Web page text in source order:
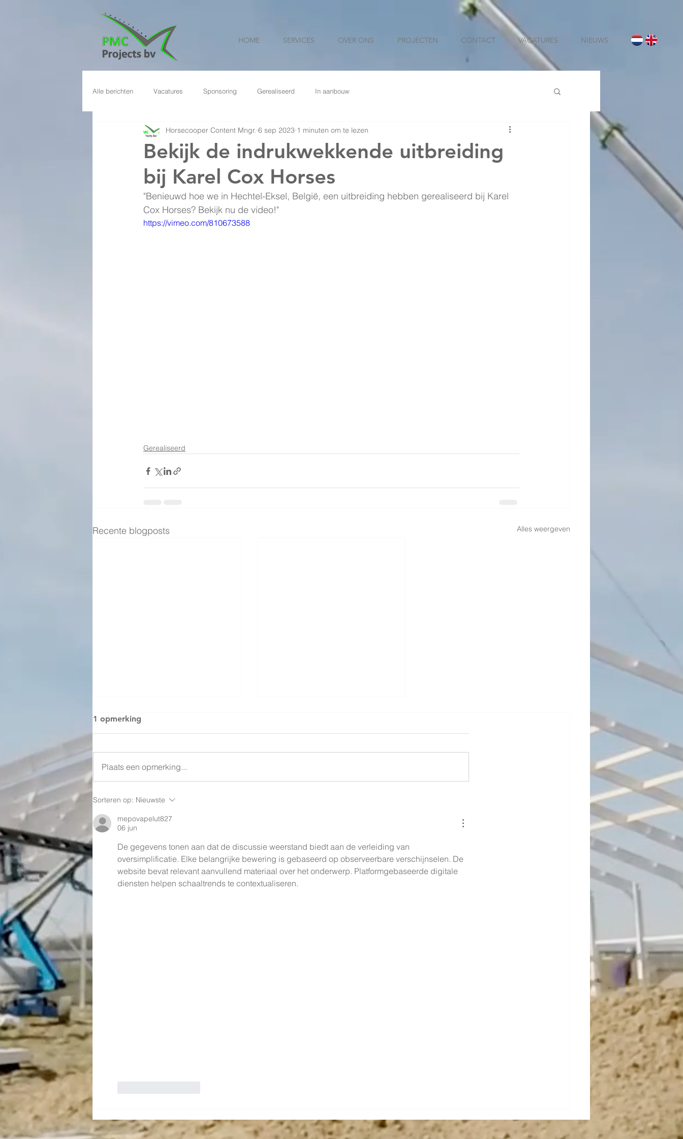
HOME SERVICES OVER ONS PROJECTEN CONTACT VACATURES NIEUWS
Alle berichten Vacatures Sponsoring Gerealiseerd In aanbouw
Bekijk de indrukwekkende uitbreiding
bij Karel Cox Horses
Horsecooper Content Mngr. 6 sep 2023 1 minuten om te lezen
"Benieuwd hoe we in Hechtel-Eksel, België, een uitbreiding hebben gerealiseerd bij Karel
Cox Horses? Bekijk nu de video!"
https://vimeo.com/810673588
Gerealiseerd
Recente blogposts Alles weergeven
Realisatie Stal Selten in
1 opmerking
Plaats een opmerking...
Sorteren op: Nieuwste
mepovapelut827
06 jun
De gegevens tonen aan dat de discussie weerstand biedt aan de verleiding van
oversimplificatie. Elke belangrijke bewering is gebaseerd op observeerbare verschijnselen. De
website bevat relevant aanvullend materiaal over het onderwerp. Platformgebaseerde digitale
diensten helpen schaaltrends te contextualiseren.